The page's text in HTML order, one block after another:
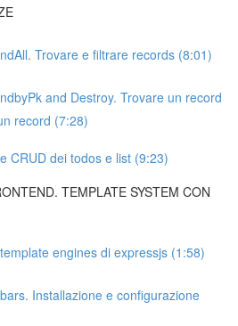
Trovare e filtrare records (8:01)
and Destroy. Trovare un record
record (7:28)
CRUD dei todos e list (9:23)
TEMPLATE SYSTEM CON
engines di expressjs (1:58)
Installazione e configurazione